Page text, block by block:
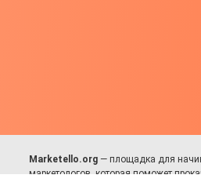
Marketello.org — площадка для
маркетологов, которая поможет